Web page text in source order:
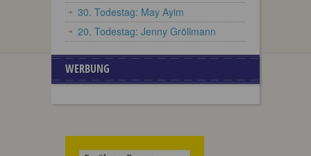
30. Todestag: May Ayim
20. Todestag: Jenny Gröllmann
WERBUNG